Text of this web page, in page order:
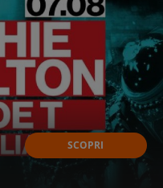
SCOPRI